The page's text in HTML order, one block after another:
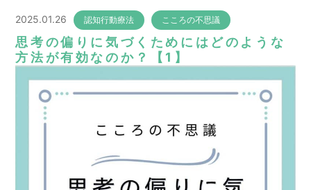
2025.01.26 認知行動療法 こころの不思議
思考の偏りに気づくためにはどのような
方法が有効なのか？【1】